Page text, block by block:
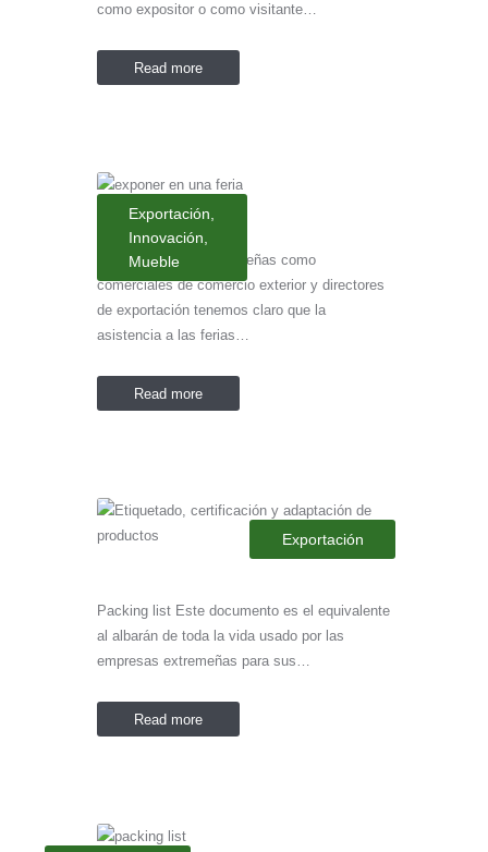
como expositor o como visitante…
Read more
Exportación,
Innovación,
Mueble
Tanto empresas extremeñas como
comerciales de comercio exterior y directores
de exportación tenemos claro que la
asistencia a las ferias…
Read more
Exportación
Packing list Este documento es el equivalente
al albarán de toda la vida usado por las
empresas extremeñas para sus…
Read more